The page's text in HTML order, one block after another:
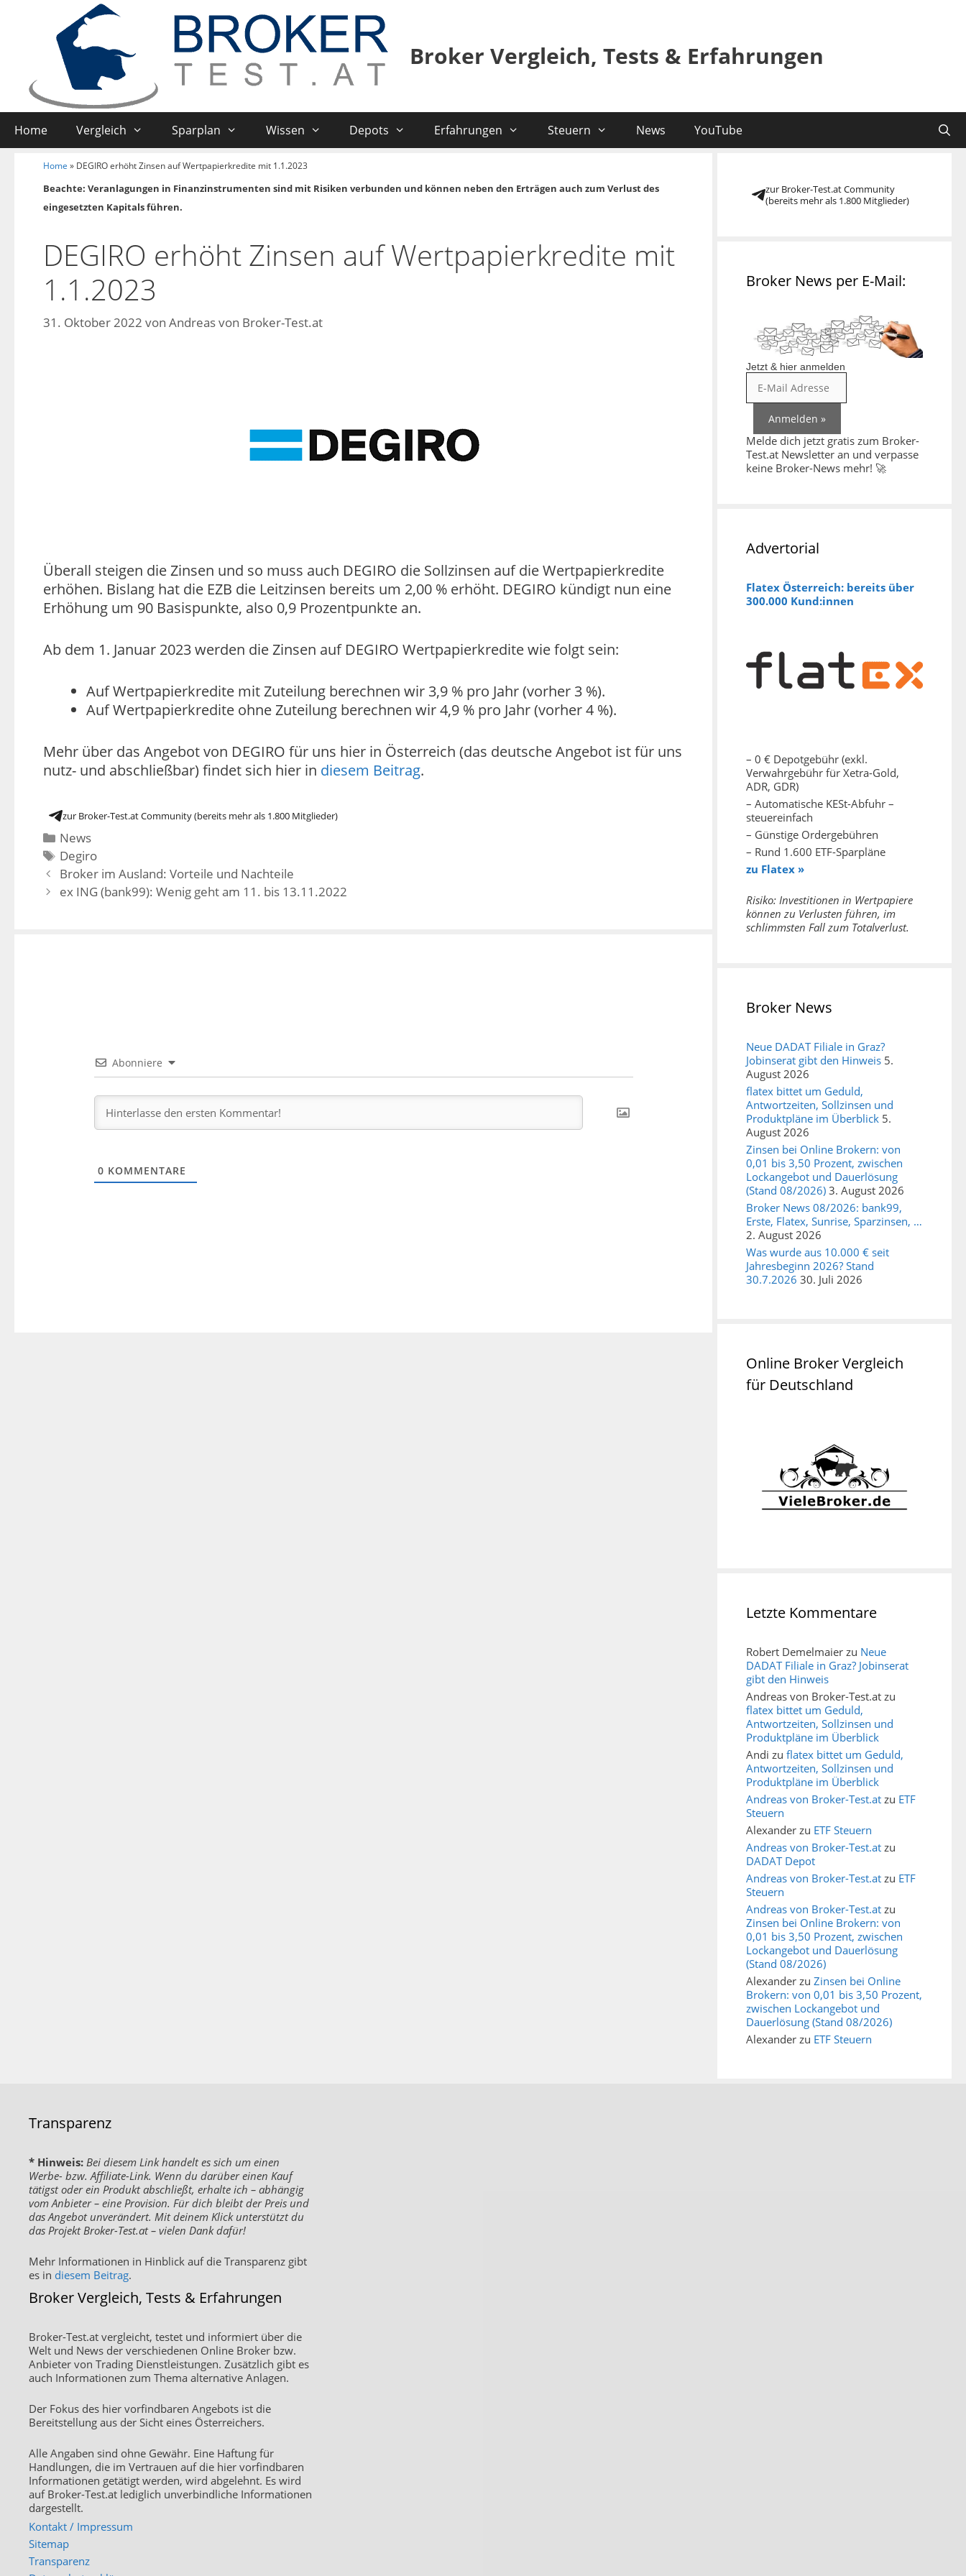
Broker Vergleich, Tests & Erfahrungen
Home Vergleich Sparplan Wissen Depots Erfahrungen Steuern News YouTube
Home » DEGIRO erhöht Zinsen auf Wertpapierkredite mit 1.1.2023
Beachte: Veranlagungen in Finanzinstrumenten sind mit Risiken verbunden und können neben den Erträgen auch zum Verlust des
eingesetzten Kapitals führen.
DEGIRO erhöht Zinsen auf Wertpapierkredite mit
1.1.2023
31. Oktober 2022 von Andreas von Broker-Test.at
Überall steigen die Zinsen und so muss auch DEGIRO die Sollzinsen auf die Wertpapierkredite
erhöhen. Bislang hat die EZB die Leitzinsen bereits um 2,00 % erhöht. DEGIRO kündigt nun eine
Erhöhung um 90 Basispunkte, also 0,9 Prozentpunkte an.
Ab dem 1. Januar 2023 werden die Zinsen auf DEGIRO Wertpapierkredite wie folgt sein:
Auf Wertpapierkredite mit Zuteilung berechnen wir 3,9 % pro Jahr (vorher 3 %).
Auf Wertpapierkredite ohne Zuteilung berechnen wir 4,9 % pro Jahr (vorher 4 %).
Mehr über das Angebot von DEGIRO für uns hier in Österreich (das deutsche Angebot ist für uns
nutz- und abschließbar) findet sich hier in diesem Beitrag.
zur Broker-Test.at Community (bereits mehr als 1.800 Mitglieder)
News
Degiro
Broker im Ausland: Vorteile und Nachteile
ex ING (bank99): Wenig geht am 11. bis 13.11.2022
Abonniere
0 KOMMENTARE
zur Broker-Test.at Community
(bereits mehr als 1.800 Mitglieder)
Broker News per E-Mail:
Jetzt & hier anmelden
Melde dich jetzt gratis zum Broker-
Test.at Newsletter an und verpasse
keine Broker-News mehr! 🚀
Advertorial
Flatex Österreich: bereits über
300.000 Kund:innen
– 0 € Depotgebühr (exkl.
Verwahrgebühr für Xetra-Gold,
ADR, GDR)
– Automatische KESt-Abfuhr –
steuereinfach
– Günstige Ordergebühren
– Rund 1.600 ETF-Sparpläne
zu Flatex »
Risiko: Investitionen in Wertpapiere
können zu Verlusten führen, im
schlimmsten Fall zum Totalverlust.
Broker News
Neue DADAT Filiale in Graz?
Jobinserat gibt den Hinweis 5.
August 2026
flatex bittet um Geduld,
Antwortzeiten, Sollzinsen und
Produktpläne im Überblick 5.
August 2026
Zinsen bei Online Brokern: von
0,01 bis 3,50 Prozent, zwischen
Lockangebot und Dauerlösung
(Stand 08/2026) 3. August 2026
Broker News 08/2026: bank99,
Erste, Flatex, Sunrise, Sparzinsen, …
2. August 2026
Was wurde aus 10.000 € seit
Jahresbeginn 2026? Stand
30.7.2026 30. Juli 2026
Online Broker Vergleich
für Deutschland
Letzte Kommentare
Robert Demelmaier zu Neue
DADAT Filiale in Graz? Jobinserat
gibt den Hinweis
Andreas von Broker-Test.at zu
flatex bittet um Geduld,
Antwortzeiten, Sollzinsen und
Produktpläne im Überblick
Andi zu flatex bittet um Geduld,
Antwortzeiten, Sollzinsen und
Produktpläne im Überblick
Andreas von Broker-Test.at zu ETF
Steuern
Alexander zu ETF Steuern
Andreas von Broker-Test.at zu
DADAT Depot
Andreas von Broker-Test.at zu ETF
Steuern
Andreas von Broker-Test.at zu
Zinsen bei Online Brokern: von
0,01 bis 3,50 Prozent, zwischen
Lockangebot und Dauerlösung
(Stand 08/2026)
Alexander zu Zinsen bei Online
Brokern: von 0,01 bis 3,50 Prozent,
zwischen Lockangebot und
Dauerlösung (Stand 08/2026)
Alexander zu ETF Steuern
Transparenz
* Hinweis: Bei diesem Link handelt es sich um einen
Werbe- bzw. Affiliate-Link. Wenn du darüber einen Kauf
tätigst oder ein Produkt abschließt, erhalte ich – abhängig
vom Anbieter – eine Provision. Für dich bleibt der Preis und
das Angebot unverändert. Mit deinem Klick unterstützt du
das Projekt Broker-Test.at – vielen Dank dafür!
Mehr Informationen in Hinblick auf die Transparenz gibt
es in diesem Beitrag.
Broker Vergleich, Tests & Erfahrungen
Broker-Test.at vergleicht, testet und informiert über die
Welt und News der verschiedenen Online Broker bzw.
Anbieter von Trading Dienstleistungen. Zusätzlich gibt es
auch Informationen zum Thema alternative Anlagen.
Der Fokus des hier vorfindbaren Angebots ist die
Bereitstellung aus der Sicht eines Österreichers.
Alle Angaben sind ohne Gewähr. Eine Haftung für
Handlungen, die im Vertrauen auf die hier vorfindbaren
Informationen getätigt werden, wird abgelehnt. Es wird
auf Broker-Test.at lediglich unverbindliche Informationen
dargestellt.
Kontakt / Impressum
Sitemap
Transparenz